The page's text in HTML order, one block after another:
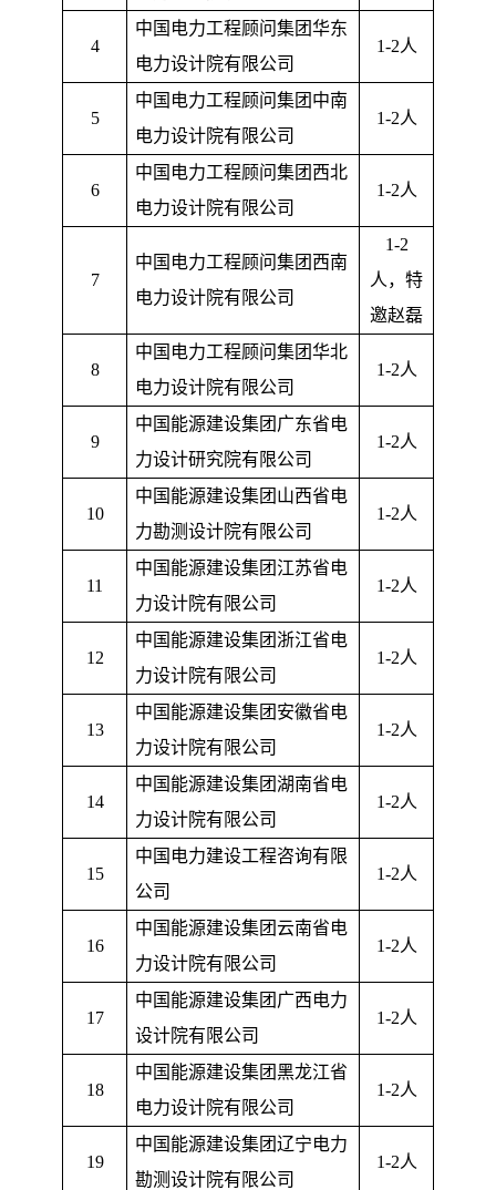
4
中国电力工程顾问集团华东
电力设计院有限公司
1-2人
5
中国电力工程顾问集团中南
电力设计院有限公司
1-2人
6
中国电力工程顾问集团西北
电力设计院有限公司
1-2人
7
中国电力工程顾问集团西南
电力设计院有限公司
1-2
人，特
邀赵磊
8
中国电力工程顾问集团华北
电力设计院有限公司
1-2人
9
中国能源建设集团广东省电
力设计研究院有限公司
1-2人
10
中国能源建设集团山西省电
力勘测设计院有限公司
1-2人
11
中国能源建设集团江苏省电
力设计院有限公司
1-2人
12
中国能源建设集团浙江省电
力设计院有限公司
1-2人
13
中国能源建设集团安徽省电
力设计院有限公司
1-2人
14
中国能源建设集团湖南省电
力设计院有限公司
1-2人
15
中国电力建设工程咨询有限
公司
1-2人
16
中国能源建设集团云南省电
力设计院有限公司
1-2人
17
中国能源建设集团广西电力
设计院有限公司
1-2人
18
中国能源建设集团黑龙江省
电力设计院有限公司
1-2人
19
中国能源建设集团辽宁电力
勘测设计院有限公司
1-2人